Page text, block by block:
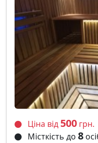
Ціна від 500 грн.
Місткість до 8